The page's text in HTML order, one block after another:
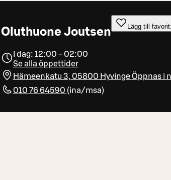
Oluthuone Joutsen Lägg till
I dag: 12:00 - 02:00
Se alla öppettider
Hämeenkatu 3, 05800 Hyvinge Öppnas i
010 76 64590 (ina/msa)